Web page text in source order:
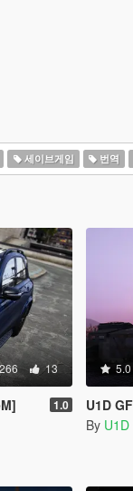
세이브게임 번역
13
1.0
5.0
U1D
By